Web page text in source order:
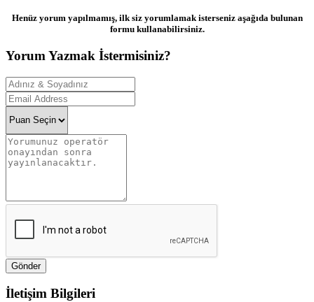
Henüz yorum yapılmamış, ilk siz yorumlamak isterseniz aşağıda bulunan
formu kullanabilirsiniz.
Yorum Yazmak İstermisiniz?
Gönder
İletişim Bilgileri